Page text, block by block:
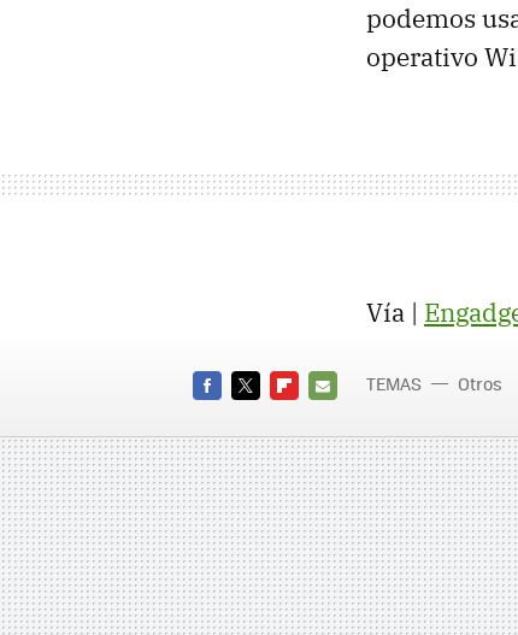
podemos
operativo
Vía |
MAIL
TEMAS Otros